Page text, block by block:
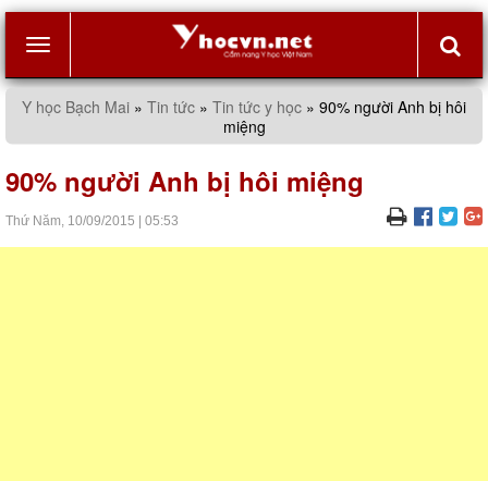
Y học Bạch Mai » Tin tức » Tin tức y học » 90% người Anh bị hôi
miệng
90% người Anh bị hôi miệng
Thứ Năm, 10/09/2015 05:53